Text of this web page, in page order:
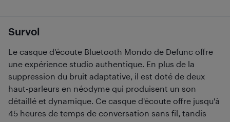
Survol
Le casque d'écoute Bluetooth Mondo de Defunc offre
une expérience studio authentique. En plus de la
suppression du bruit adaptative, il est doté de deux
haut-parleurs en néodyme qui produisent un son
détaillé et dynamique. Ce casque d'écoute offre jusqu'à
45 heures de temps de conversation sans fil, tandis